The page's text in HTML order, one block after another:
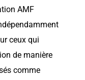
AMF
ceux qui
de manière
comme